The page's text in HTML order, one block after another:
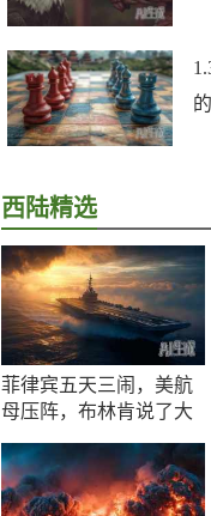
西陆精选
菲律宾五天三闹，美航
母压阵，布林肯说了大